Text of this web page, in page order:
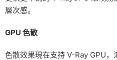
層次感。
GPU 色散
色散效果現在支持 V-Ray GPU